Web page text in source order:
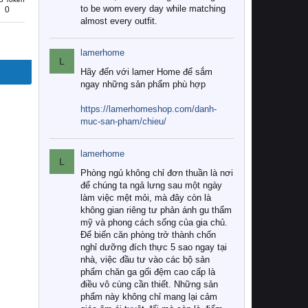
0
to be worn every day while matching
almost every outfit.
L
lamerhome
Hãy đến với lamer Home để sắm
ngay những sản phẩm phù hợp
https://lamerhomeshop.com/danh-
muc-san-pham/chieu/
L
lamerhome
Phòng ngủ không chỉ đơn thuần là nơi
để chúng ta ngả lưng sau một ngày
làm việc mệt mỏi, mà đây còn là
không gian riêng tư phản ánh gu thẩm
mỹ và phong cách sống của gia chủ.
Để biến căn phòng trở thành chốn
nghỉ dưỡng đích thực 5 sao ngay tại
nhà, việc đầu tư vào các bộ sản
phẩm chăn ga gối đệm cao cấp là
điều vô cùng cần thiết. Những sản
phẩm này không chỉ mang lại cảm